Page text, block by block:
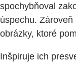
spochybňoval
úspechu.
obrázky, ktoré
Inšpiruje ich